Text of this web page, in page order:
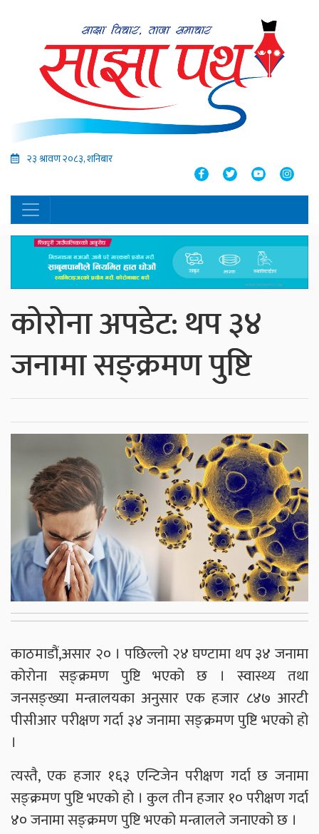
२३ श्रावण २०८३, शनिबार
कोरोना अपडेट: थप ३४
जनामा सङ्क्रमण पुष्टि
काठमाडौं,असार २० । पछिल्लो २४ घण्टामा थप ३४ जनामा
कोरोना सङ्क्रमण पुष्टि भएको छ । स्वास्थ्य तथा
जनसङ्ख्या मन्त्रालयका अनुसार एक हजार ८४७ आरटी
पीसीआर परीक्षण गर्दा ३४ जनामा सङ्क्रमण पुष्टि भएको हो
।
त्यस्तै, एक हजार १६३ एन्टिजेन परीक्षण गर्दा छ जनामा
सङ्क्रमण पुष्टि भएको हो । कुल तीन हजार १० परीक्षण गर्दा
४० जनामा सङ्क्रमण पुष्टि भएको मन्त्रालले जनाएको छ ।